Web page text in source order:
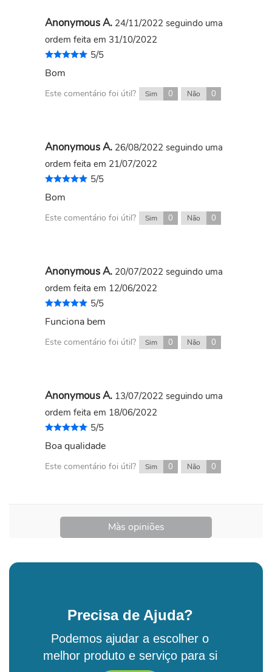
Anonymous A. 24/11/2022 seguindo uma
ordem feita em 31/10/2022
5/5
Bom
Este comentário foi útil? Sim 0 Não 0
Anonymous A. 26/08/2022 seguindo uma
ordem feita em 21/07/2022
5/5
Bom
Este comentário foi útil? Sim 0 Não 0
Anonymous A. 20/07/2022 seguindo uma
ordem feita em 12/06/2022
5/5
Funciona bem
Este comentário foi útil? Sim 0 Não 0
Anonymous A. 13/07/2022 seguindo uma
ordem feita em 18/06/2022
5/5
Boa qualidade
Este comentário foi útil? Sim 0 Não 0
Màs opiniões
Precisa de Ajuda?
Podemos ajudar a escolher o
melhor produto e serviço para si